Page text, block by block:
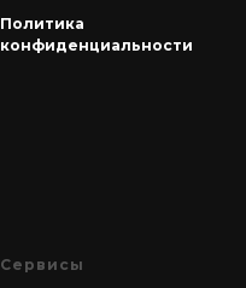
Политика
конфиденциальности
Сервисы